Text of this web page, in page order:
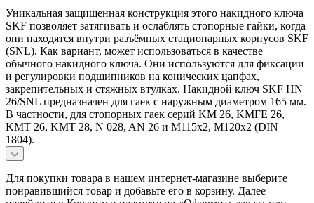
Уникальная защищенная конструкция этого накидного ключа
SKF позволяет затягивать и ослаблять стопорные гайки, когда
они находятся внутри разъёмных стационарных корпусов SKF
(SNL). Как вариант, может использоваться в качестве
обычного накидного ключа. Они используются для фиксации
и регулировки подшипников на конических цапфах,
закрепительных и стяжных втулках. Накидной ключ SKF HN
26/SNL предназначен для гаек с наружным диаметром 165 мм.
В частности, для стопорных гаек серий KM 26, KMFE 26,
KMT 26, KMT 28, N 028, AN 26 и M115x2, M120x2 (DIN
1804).
Для покупки товара в нашем интернет-магазине выберите
понравившийся товар и добавьте его в корзину. Далее